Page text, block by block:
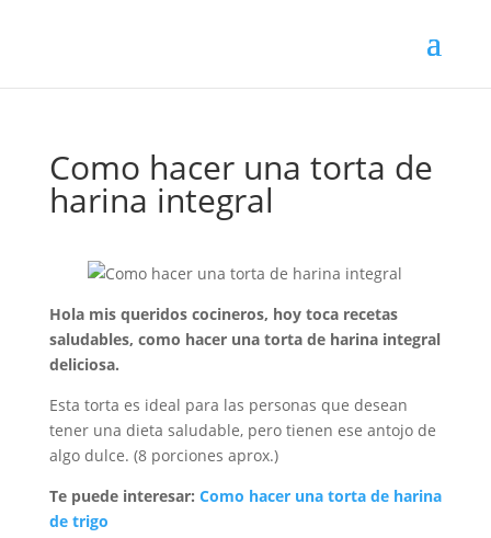
Como hacer una torta de
harina integral
Hola mis queridos cocineros, hoy toca recetas
saludables, como hacer una torta de harina integral
deliciosa.
Esta torta es ideal para las personas que desean
tener una dieta saludable, pero tienen ese antojo de
algo dulce. (8 porciones aprox.)
Te puede interesar: Como hacer una torta de harina
de trigo